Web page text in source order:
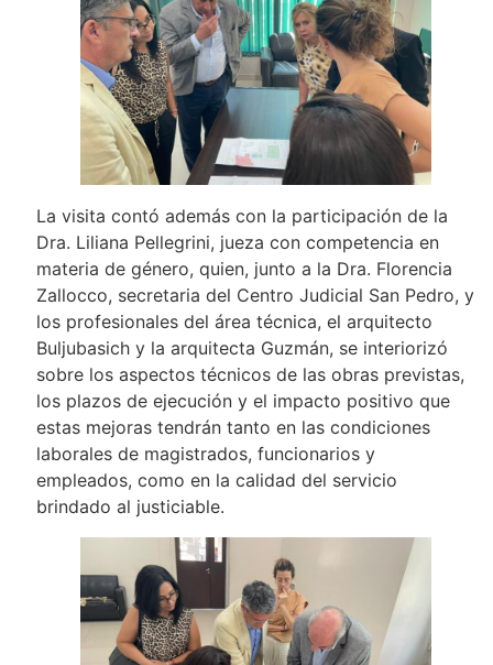
La visita contó además con la participación de la
Dra. Liliana Pellegrini, jueza con competencia en
materia de género, quien, junto a la Dra. Florencia
Zallocco, secretaria del Centro Judicial San Pedro, y
los profesionales del área técnica, el arquitecto
Buljubasich y la arquitecta Guzmán, se interiorizó
sobre los aspectos técnicos de las obras previstas,
los plazos de ejecución y el impacto positivo que
estas mejoras tendrán tanto en las condiciones
laborales de magistrados, funcionarios y
empleados, como en la calidad del servicio
brindado al justiciable.